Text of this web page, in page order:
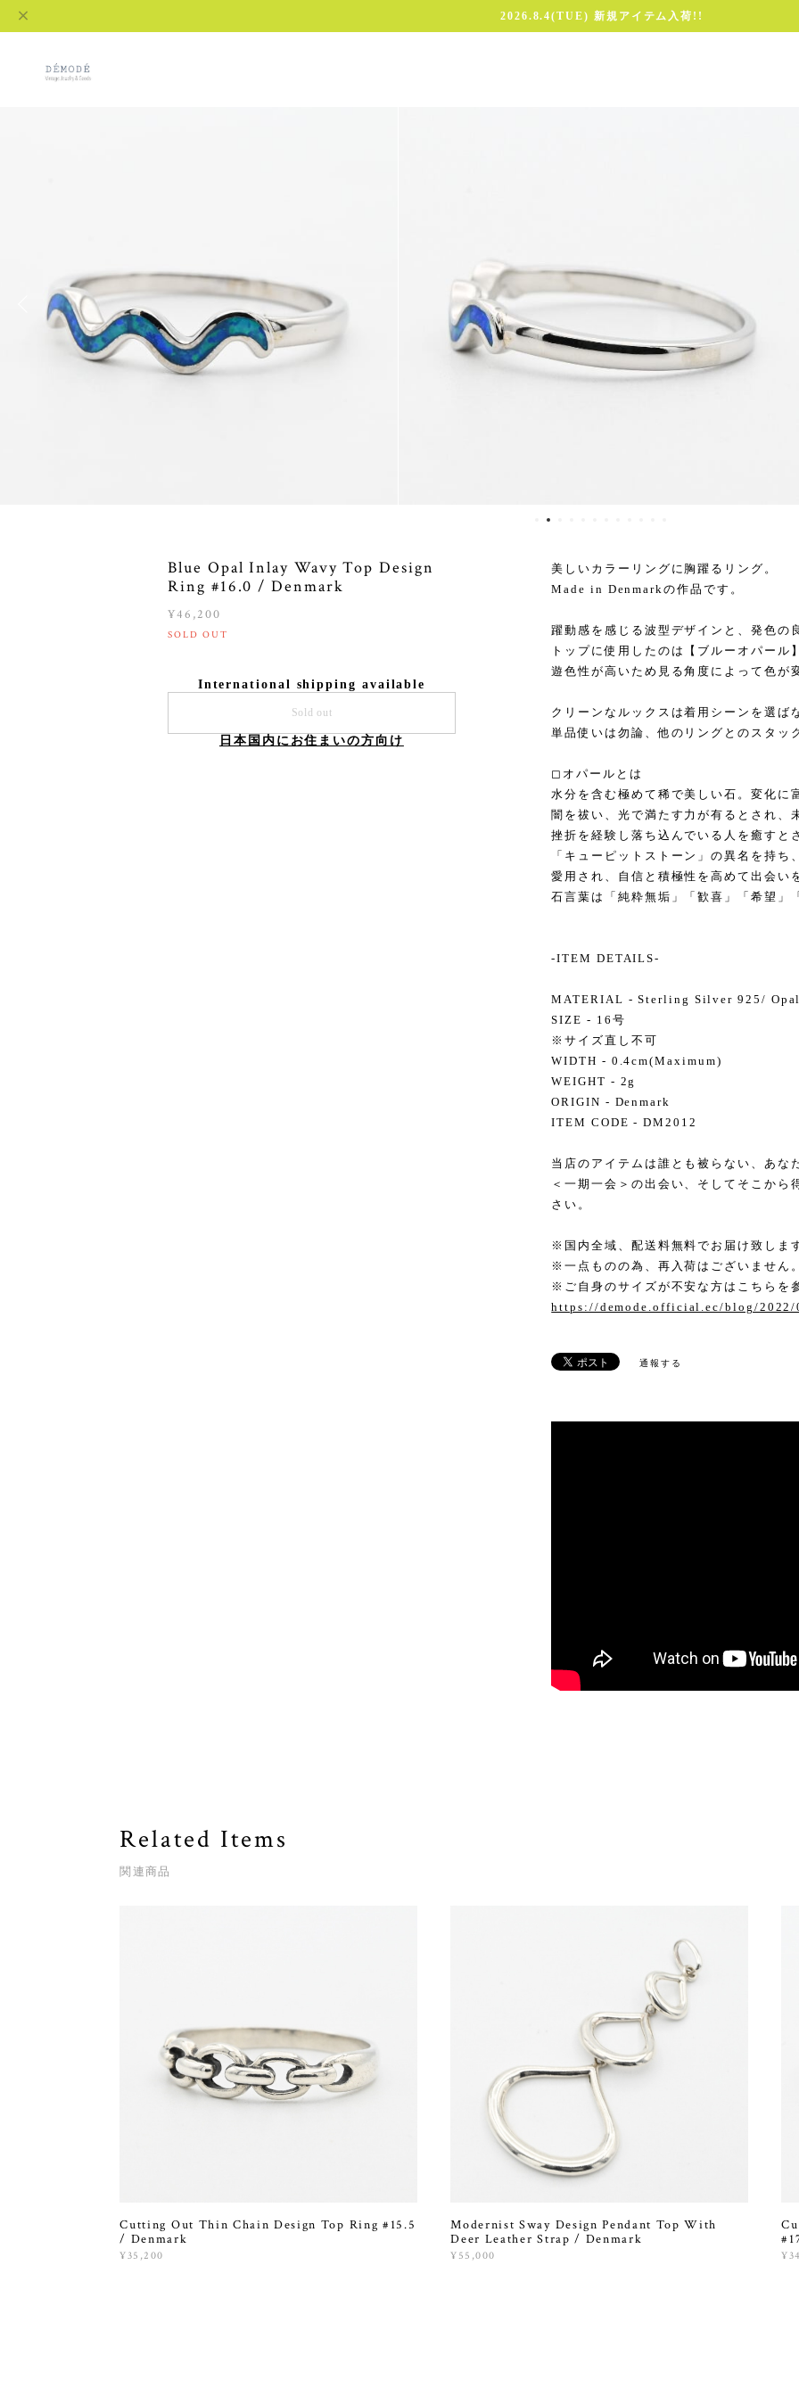
2026.8.4(TUE) 新規アイテム入荷!!
Blue Opal Inlay Wavy Top Design
Ring #16.0 / Denmark
¥46,200
SOLD OUT
International shipping available
Sold out
日本国内にお住まいの方向け
美しいカラーリングに胸躍るリング。
Made in Denmarkの作品です。
躍動感を感じる波型デザインと、発色の
トップに使用したのは【ブルーオパール
遊色性が高いため見る角度によって色が
クリーンなルックスは着用シーンを選ば
単品使いは勿論、他のリングとのスタッ
◻︎オパールとは
水分を含む極めて稀で美しい石。変化に
闇を祓い、光で満たす力が有るとされ、
挫折を経験し落ち込んでいる人を癒すと
「キューピットストーン」の異名を持
愛用され、自信と積極性を高めて出会い
石言葉は「純粋無垢」「歓喜」「希望」
-ITEM DETAILS-
MATERIAL - Sterling Silver 925/ Opal
SIZE - 16号
※サイズ直し不可
WIDTH - 0.4cm(Maximum)
WEIGHT - 2g
ORIGIN - Denmark
ITEM CODE - DM2012
当店のアイテムは誰とも被らない、あな
＜一期一会＞の出会い、そしてそこから
さい。
※国内全域、配送料無料でお届け致しま
※一点ものの為、再入荷はございません。
※ご自身のサイズが不安な方はこちらを
https://demode.official.ec/blog/2022/
通報する
Related Items
関連商品
Cutting Out Thin Chain Design Top Ring #15.5
/ Denmark
¥35,200
Modernist Sway Design Pendant Top With
Deer Leather Strap / Denmark
¥55,000